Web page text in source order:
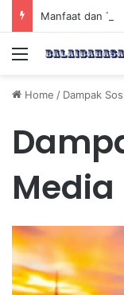
Manfaat dan
Menu
Home / Dampak
Media